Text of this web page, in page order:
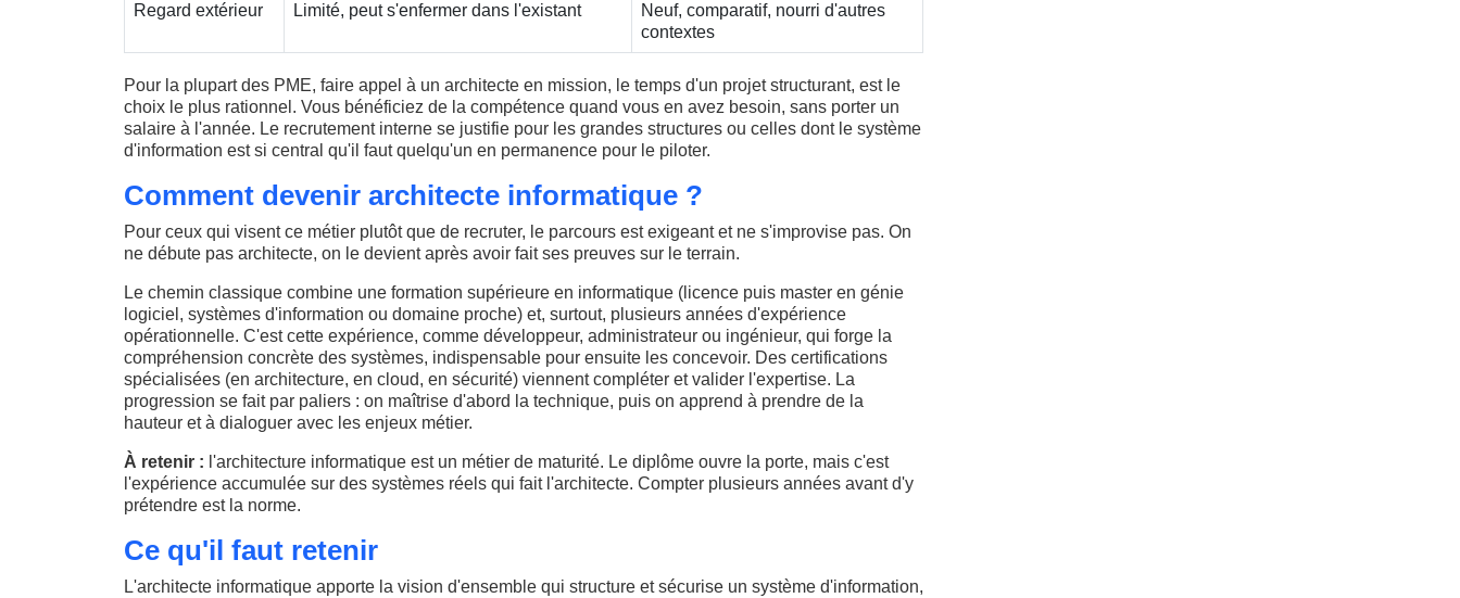
Regard extérieur Limité, peut s'enfermer dans l'existant
Neuf, comparatif, nourri d'autres
contextes
Pour la plupart des PME, faire appel à un architecte en mission, le temps d'un projet structurant, est le
choix le plus rationnel. Vous bénéficiez de la compétence quand vous en avez besoin, sans porter un
salaire à l'année. Le recrutement interne se justifie pour les grandes structures ou celles dont le système
d'information est si central qu'il faut quelqu'un en permanence pour le piloter.
Comment devenir architecte informatique ?
Pour ceux qui visent ce métier plutôt que de recruter, le parcours est exigeant et ne s'improvise pas. On
ne débute pas architecte, on le devient après avoir fait ses preuves sur le terrain.
Le chemin classique combine une formation supérieure en informatique (licence puis master en génie
logiciel, systèmes d'information ou domaine proche) et, surtout, plusieurs années d'expérience
opérationnelle. C'est cette expérience, comme développeur, administrateur ou ingénieur, qui forge la
compréhension concrète des systèmes, indispensable pour ensuite les concevoir. Des certifications
spécialisées (en architecture, en cloud, en sécurité) viennent compléter et valider l'expertise. La
progression se fait par paliers : on maîtrise d'abord la technique, puis on apprend à prendre de la
hauteur et à dialoguer avec les enjeux métier.
À retenir : l'architecture informatique est un métier de maturité. Le diplôme ouvre la porte, mais c'est
l'expérience accumulée sur des systèmes réels qui fait l'architecte. Compter plusieurs années avant d'y
prétendre est la norme.
Ce qu'il faut retenir
L'architecte informatique apporte la vision d'ensemble qui structure et sécurise un système d'information,